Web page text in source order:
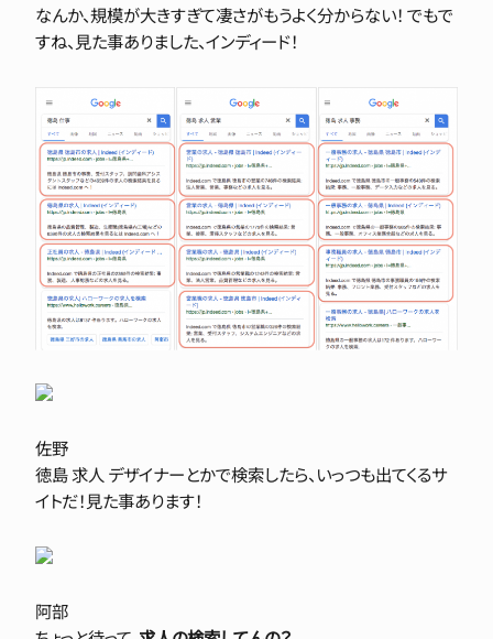
なんか、規模が大きすぎて凄さがもうよく分からない！ でもで
すね、見た事ありました、インディード！
佐野
徳島 求人 デザイナーとかで検索したら、いっつも出てくるサ
イトだ！見た事あります！
阿部